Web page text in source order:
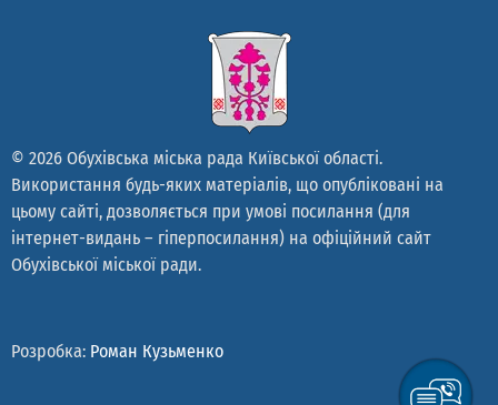
© 2026 Обухівська міська рада Київської області.
Використання будь-яких матеріалів, що опубліковані на
цьому сайті, дозволяється при умові посилання (для
інтернет-видань – гіперпосилання) на офіційний сайт
Обухівської міської ради.
Розробка: Роман Кузьменко